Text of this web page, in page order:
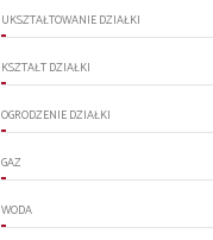
UKSZTAŁTOWANIE DZIAŁKI
KSZTAŁT DZIAŁKI
OGRODZENIE DZIAŁKI
GAZ
WODA